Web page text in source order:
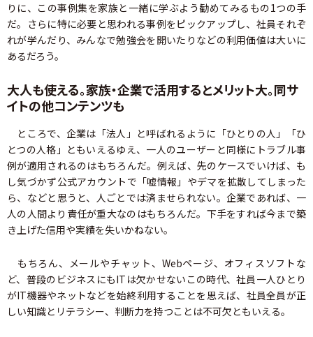
りに、この事例集を家族と一緒に学ぶよう勧めてみるもの1つの手
だ。さらに特に必要と思われる事例をピックアップし、社員それぞ
れが学んだり、みんなで勉強会を開いたりなどの利用価値は大いに
あるだろう。
大人も使える。家族・企業で活用するとメリット大。同サ
イトの他コンテンツも
ところで、企業は「法人」と呼ばれるように「ひとりの人」「ひ
とつの人格」ともいえるゆえ、一人のユーザーと同様にトラブル事
例が適用されるのはもちろんだ。例えば、先のケースでいけば、も
し気づかず公式アカウントで「嘘情報」やデマを拡散してしまった
ら、などと思うと、人ごとでは済ませられない。企業であれば、一
人の人間より責任が重大なのはもちろんだ。下手をすれば今まで築
き上げた信用や実績を失いかねない。
もちろん、メールやチャット、Webページ、オフィスソフトな
ど、普段のビジネスにもITは欠かせないこの時代、社員一人ひとり
がIT機器やネットなどを始終利用することを思えば、社員全員が正
しい知識とリテラシー、判断力を持つことは不可欠ともいえる。